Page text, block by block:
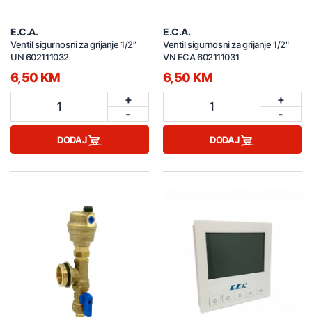
E.C.A.
Ventil sigurnosni za grijanje 1/2”
UN 602111032
6,50 KM
1
+
-
DODAJ
E.C.A.
Ventil sigurnosni za grijanje 1/2"
VN ECA 602111031
6,50 KM
1
+
-
DODAJ